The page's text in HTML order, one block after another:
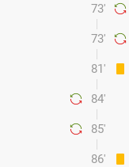
73'
73'
81'
84'
85'
86'